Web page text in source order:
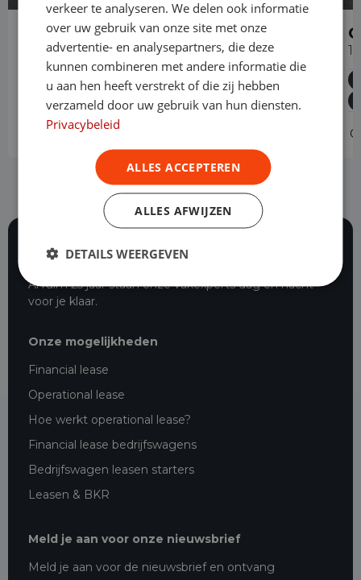
Opel Combo
1.5 BlueHDi 130PK L2 Automaat
Automaat 20.883 km
2024
Geldrop
L2H1
Operational lease
Al ruim 25 jaar staan onze vakexperts dag en nacht
voor je klaar.
Onze mogelijkheden
Financial lease
Operational lease
Hoe werkt operational lease?
Financial lease bedrijfswagens
Bedrijfswagen leasen starters
Leasen & BKR
Meld je aan voor onze nieuwsbrief
Meld je aan voor de nieuwsbrief en ontvang
verkeer te analyseren. We delen ook informatie
over uw gebruik van onze site met onze
advertentie- en analysepartners, die deze
kunnen combineren met andere informatie die
u aan hen heeft verstrekt of die zij hebben
verzameld door uw gebruik van hun diensten.
Privacybeleid
ALLES ACCEPTEREN
ALLES AFWIJZEN
DETAILS WEERGEVEN